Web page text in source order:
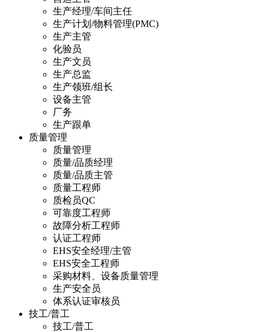
生产经理/车间主任
生产计划/物料管理(PMC)
生产主管
化验员
生产文员
生产总监
生产领班/组长
设备主管
厂务
生产跟单
质量管理
质量管理
质量/品质经理
质量/品质主管
质量工程师
质检员QC
可靠度工程师
故障分析工程师
认证工程师
EHS安全经理/主管
EHS安全工程师
采购材料、设备质量管理
生产安全员
体系认证审核员
技工/普工
技工/普工